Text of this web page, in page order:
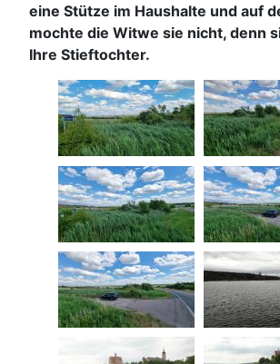
eine Stütze im Haushalte und auf
mochte die Witwe sie nicht, denn
Ihre Stieftochter.